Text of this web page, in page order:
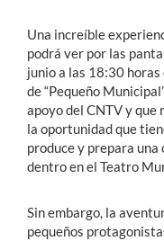
Una increíble
podrá ver por las
junio a las 18:30 horas
de “Pequeño
apoyo del CNTV y que
la oportunidad que
produce y prepara
dentro en el Teatro
Sin embargo, la
pequeños